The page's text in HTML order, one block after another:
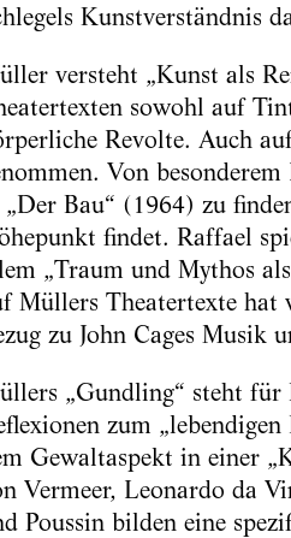
Kunstverständnis
versteht „Kunst als
sowohl auf
Revolte. Auch
Von
Bau“ (1964) zu
findet. Raffael
„Traum und Mythos
Müllers Theatertexte hat
zu John Cages Musik
„Gundling“ steht
zum
Gewaltaspekt in einer
Vermeer, Leonardo da
Poussin bilden eine